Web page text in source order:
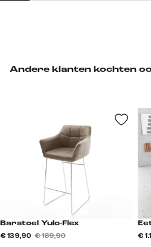
Andere klanten kochten
Barstoel Yulo-Flex
€ 139,90 € 189,90 €